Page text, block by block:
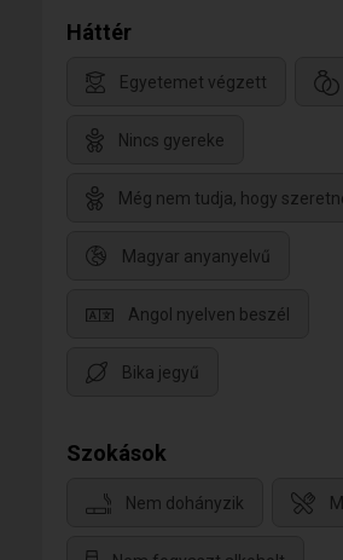
Háttér
Egyetemet végzett
Nincs gyereke
Még nem tudja, hogy
Magyar anyanyelvű
Angol nyelven beszél
Bika jegyű
Szokások
Nem dohányzik